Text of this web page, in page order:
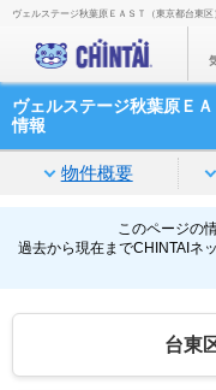
ヴェルステージ秋葉原ＥＡＳＴ（東京都台東
ヴェルステージ秋葉原Ｅ
情報
物件概要
このページの
過去から現在までCHINTAIネ
台東